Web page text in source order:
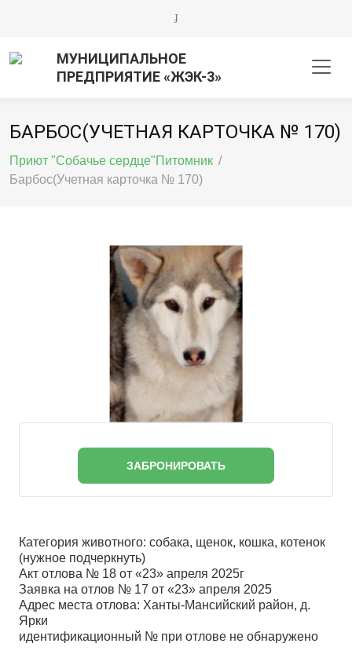
МУНИЦИПАЛЬНОЕ
ПРЕДПРИЯТИЕ «ЖЭК-3»
БАРБОС(УЧЕТНАЯ КАРТОЧКА № 170)
Приют "Собачье сердце"Питомник /
Барбос(Учетная карточка № 170)
ЗАБРОНИРОВАТЬ
Категория животного: собака, щенок, кошка, котенок
(нужное подчеркнуть)
Акт отлова № 18 от «23» апреля 2025г
Заявка на отлов № 17 от «23» апреля 2025
Адрес места отлова: Ханты-Мансийский район, д.
Ярки
идентификационный № при отлове не обнаружено